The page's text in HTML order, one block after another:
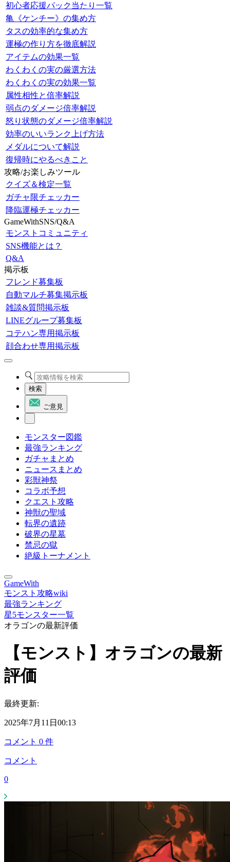
初心者応援パック当たり一覧
亀《ケンチー》の集め方
タスの効率的な集め方
運極の作り方を徹底解説
アイテムの効果一覧
わくわくの実の厳選方法
わくわくの実の効果一覧
属性相性と倍率解説
弱点のダメージ倍率解説
怒り状態のダメージ倍率解説
効率のいいランク上げ方法
メダルについて解説
復帰時にやるべきこと
攻略/お楽しみツール
クイズ＆検定一覧
ガチャ限チェッカー
降臨運極チェッカー
GameWithSNS/Q&A
モンストコミュニティ
SNS機能とは？
Q&A
掲示板
フレンド募集板
自動マルチ募集掲示板
雑談&質問掲示板
LINEグループ募集板
コテハン専用掲示板
顔合わせ専用掲示板
検索
ご意見
モンスター図鑑
最強ランキング
ガチャまとめ
ニュースまとめ
彩獣神祭
コラボ予想
クエスト攻略
神獣の聖域
転界の遺跡
破界の星墓
禁忌の獄
絶級トーナメント
GameWith
モンスト攻略wiki
最強ランキング
星5モンスター一覧
オラゴンの最新評価
【モンスト】オラゴンの最新
評価
最終更新:
2025年7月11日00:13
コメント 0 件
コメント
0